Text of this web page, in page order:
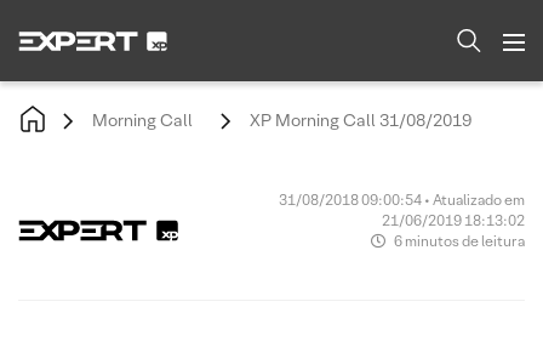
Morning Call XP Morning Call 31/08/2019
31/08/2018 09:00:54 • Atualizado em
21/06/2019 18:13:02
6 minutos de leitura